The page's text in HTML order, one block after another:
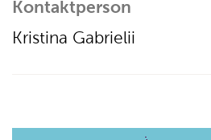
Kontaktperson
Kristina Gabrielii